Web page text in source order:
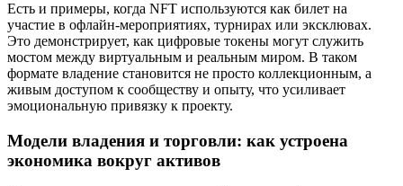
Есть и примеры, когда NFT используются как билет на
участие в офлайн‑мероприятиях, турнирах или эксклювах.
Это демонстрирует, как цифровые токены могут служить
мостом между виртуальным и реальным миром. В таком
формате владение становится не просто коллекционным, а
живым доступом к сообществу и опыту, что усиливает
эмоциональную привязку к проекту.
Модели владения и торговли: как устроена
экономика вокруг активов